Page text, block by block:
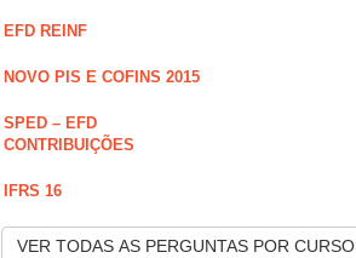
EFD REINF
NOVO PIS E COFINS 2015
SPED – EFD
CONTRIBUIÇÕES
IFRS 16
VER TODAS AS PERGUNTAS POR CURSO